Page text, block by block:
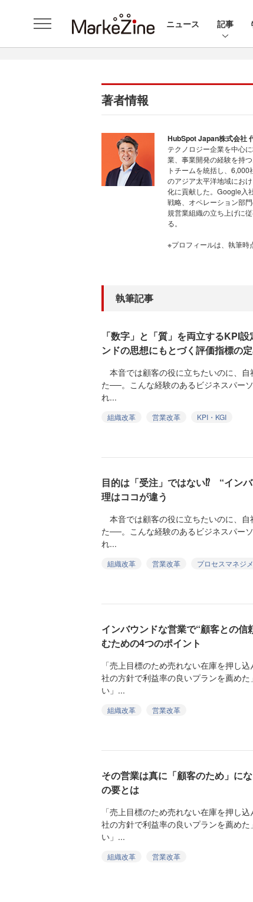
ニュース 記事
著者情報
HubSpot Japan株式会社
テクノロジー企業を中心
業、事業開発の経験を持
トチームを統括し、
のアジア太平洋地域にお
化に貢献した。Google入
戦略、オペレーション部
規営業組織の立ち上げに
る。
※プロフィールは、執筆時
執筆記事
「数字」と「質」を両立するKPI
ンドの思想にもとづく評価指標の
本音では顧客の役に立ちたいのに、
た──。こんな経験のあるビジネスパー
れ...
組織改革 営業改革
KPI・KGI
目的は「受注」ではない⁉ “イン
理はココが違う
本音では顧客の役に立ちたいのに、
た──。こんな経験のあるビジネスパー
れ...
組織改革 営業改革
プロセスマネジ
インバウンドな営業で“顧客との
むための4つのポイント
「売上目標のため売れない在庫を押し
社の方針で利益率の良いプランを薦め
い」...
組織改革
営業改革
その営業は真に「顧客のため」に
の要とは
「売上目標のため売れない在庫を押し
社の方針で利益率の良いプランを薦め
い」...
組織改革
営業改革